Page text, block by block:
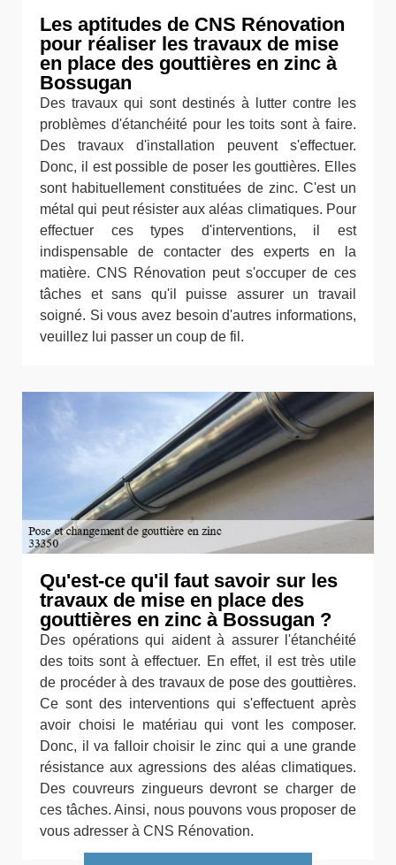
Les aptitudes de CNS Rénovation
pour réaliser les travaux de mise
en place des gouttières en zinc à
Bossugan
Des travaux qui sont destinés à lutter contre les
problèmes d'étanchéité pour les toits sont à faire.
Des travaux d'installation peuvent s'effectuer.
Donc, il est possible de poser les gouttières. Elles
sont habituellement constituées de zinc. C'est un
métal qui peut résister aux aléas climatiques. Pour
effectuer ces types d'interventions, il est
indispensable de contacter des experts en la
matière. CNS Rénovation peut s'occuper de ces
tâches et sans qu'il puisse assurer un travail
soigné. Si vous avez besoin d'autres informations,
veuillez lui passer un coup de fil.
Qu'est-ce qu'il faut savoir sur les
travaux de mise en place des
gouttières en zinc à Bossugan ?
Des opérations qui aident à assurer l'étanchéité
des toits sont à effectuer. En effet, il est très utile
de procéder à des travaux de pose des gouttières.
Ce sont des interventions qui s'effectuent après
avoir choisi le matériau qui vont les composer.
Donc, il va falloir choisir le zinc qui a une grande
résistance aux agressions des aléas climatiques.
Des couvreurs zingueurs devront se charger de
ces tâches. Ainsi, nous pouvons vous proposer de
vous adresser à CNS Rénovation.